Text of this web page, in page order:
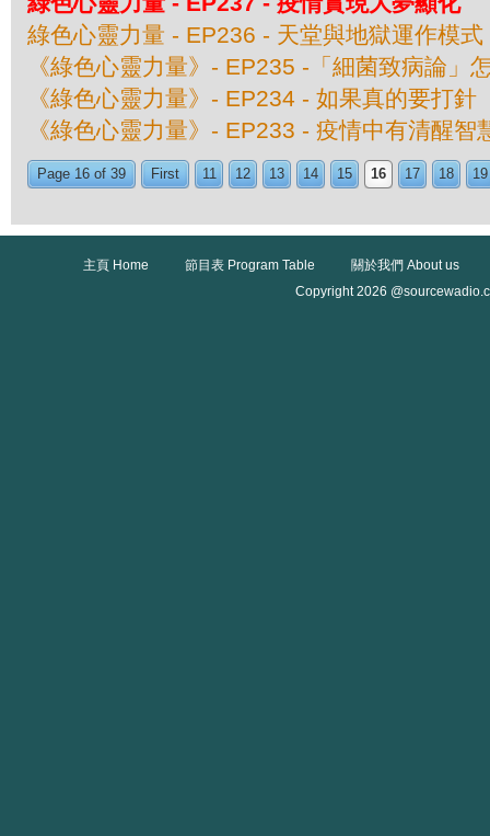
綠色心靈力量 - EP236 - 天堂與地獄運作模式
《綠色心靈力量》- EP235 -「細菌致病論
《綠色心靈力量》- EP234 - 如果真的要打針
《綠色心靈力量》- EP233 - 疫情中有清醒智
Page 16 of 39 First 11 12 13 14 15 16 17 18 19
主頁 Home 節目表 Program Table
關於我們 About us
Copyright 2026